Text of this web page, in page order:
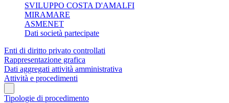
SVILUPPO COSTA D'AMALFI
MIRAMARE
ASMENET
Dati società partecipate
Enti di diritto privato controllati
Rappresentazione grafica
Dati aggregati attività amministrativa
Attività e procedimenti
Tipologie di procedimento